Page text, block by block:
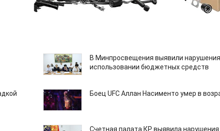
В Минпросвещения выявили
использовании бюджетных средств
Боец UFC Аллан Насименто умер в
Счетная палата КР выявила нарушения